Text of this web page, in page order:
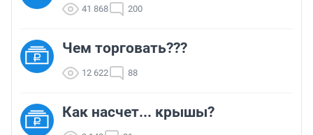
41 868 200
Чем торговать???
12 622 88
Как насчет... крышы?